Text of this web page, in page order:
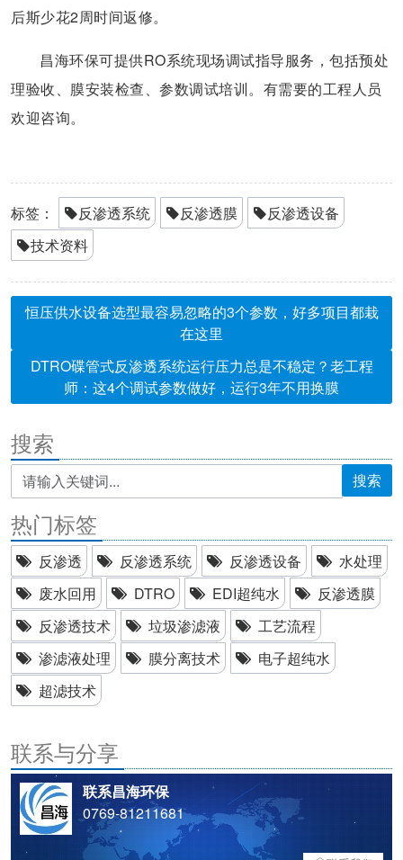
后斯少花2周时间返修。
昌海环保可提供RO系统现场调试指导服务，包括预处
理验收、膜安装检查、参数调试培训。有需要的工程人员
欢迎咨询。
标签： 反渗透系统 反渗透膜
反渗透设备
技术资料
恒压供水设备选型最容易忽略的3个参数，好多项目都栽
在这里
DTRO碟管式反渗透系统运行压力总是不稳定？老工程
师：这4个调试参数做好，运行3年不用换膜
搜索
搜索
热门标签
反渗透 反渗透系统 反渗透设备
水处理
废水回用
DTRO EDI超纯水
反渗透膜
反渗透技术
垃圾渗滤液
工艺流程
渗滤液处理
膜分离技术
电子超纯水
超滤技术
联系与分享
联系昌海环保
0769-81211681